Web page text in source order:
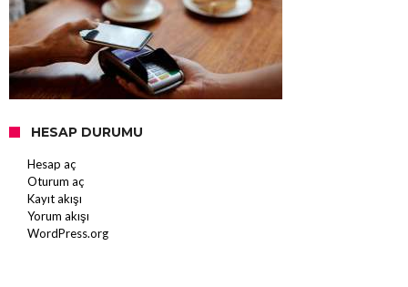
HESAP DURUMU
Hesap aç
Oturum aç
Kayıt akışı
Yorum akışı
WordPress.org